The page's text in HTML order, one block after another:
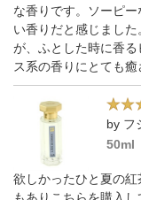
な香りです。ソーピ
い香りだと感じまし
が、ふとした時に香
ス系の香りにとても癒
by フ
50ml
欲しかったひと夏の